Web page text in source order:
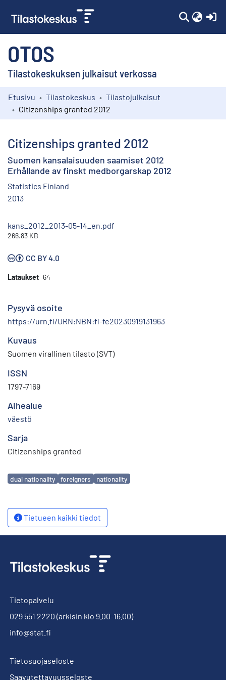
OTOS
Tilastokeskuksen julkaisut verkossa
Kokoelmat
Etusivu Tilastokeskus
Tilastojulkaisut
Citizenships granted 2012
Citizenships granted 2012
Suomen kansalaisuuden saamiset 2012
Erhållande av finskt medborgarskap 2012
Statistics Finland
2013
kans_2012_2013-05-14_en.pdf
266.83 KB
CC BY 4.0
Lataukset 64
Pysyvä osoite
https://urn.fi/URN:NBN:fi-fe20230919131963
Kuvaus
Suomen virallinen tilasto (SVT)
ISSN
1797-7169
Aihealue
väestö
Sarja
Citizenships granted
Avainsanat
dual nationality foreigners nationality
Tietueen kaikki tiedot
Tietopalvelu
029 551 2220 (arkisin klo 9.00-16.00)
info@stat.fi
Tietosuojaseloste
Saavutettavuusseloste